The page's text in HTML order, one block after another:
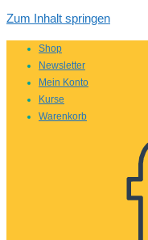
Zum Inhalt springen
Shop
Newsletter
Mein Konto
Kurse
Warenkorb